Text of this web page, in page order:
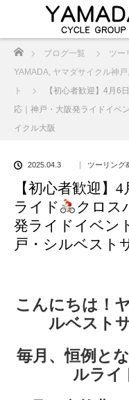
ブログ一覧 ツー
YAMADA, ヤマダサイクル神
ト
【初心者歓迎】4月6
応｜神戸・大阪発ライドイベ
イクル大阪
2025.04.3 ツーリング
【初心者歓迎】
ライド
クロス
発ライドイベン
戸・シルベスト
こんにちは！
ルベスト
毎月、恒例と
ルライ